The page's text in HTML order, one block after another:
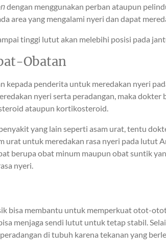
dengan menggunakan perban ataupun
area yang mengalami nyeri dan dapat
tinggi lutut akan melebihi posisi pada
Obatan
kepada penderita untuk meredakan nyeri
nyeri serta peradangan, maka dokter
ataupun kortikosteroid.
yang lain seperti asam urat, tentu
urat untuk meredakan rasa nyeri pada lutut
berupa obat minum maupun obat suntik
nyeri.
bisa membantu untuk memperkuat otot-
menjaga sendi lutut untuk tetap stabil.
di tubuh karena tekanan yang